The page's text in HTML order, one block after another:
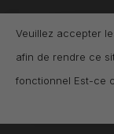
© Copyright 2026
L'Enfantillon
Veuillez accepter
afin de rendre ce
fonctionnel Est-ce